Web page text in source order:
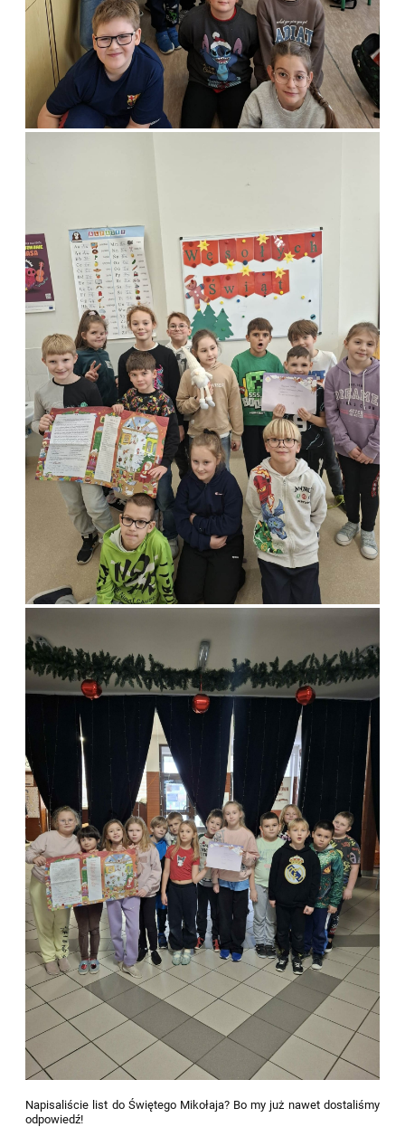
Napisaliście list do Świętego Mikołaja? Bo my już nawet dostaliśmy
odpowiedź!